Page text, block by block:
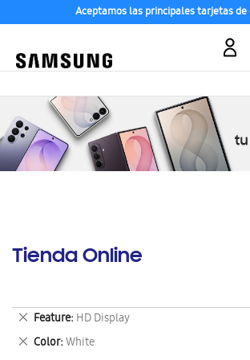
Aceptamos las principales tarjetas
Tienda Online
Feature HD Display
Eliminar
este
artículo
Color White
Eliminar